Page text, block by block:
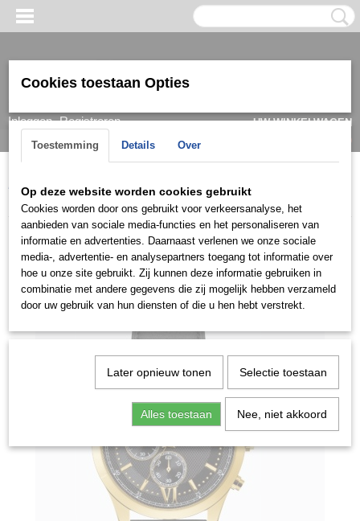
Inloggen Registreren
UW WINKELWAGEN
(0)
Home > Horloge > > Heren>
Guess Herenhorloge
W0876G5
Cookies toestaan Opties
Toestemming Details Over
Op deze website worden cookies gebruikt
Cookies worden door ons gebruikt voor verkeersanalyse, het
aanbieden van sociale media-functies en het personaliseren van
informatie en advertenties. Daarnaast verlenen we onze sociale
media-, advertentie- en analysepartners toegang tot informatie over
hoe u onze site gebruikt. Zij kunnen deze informatie gebruiken in
combinatie met andere gegevens die zij mogelijk hebben verzameld
door uw gebruik van hun diensten of die u hen hebt verstrekt.
Later opnieuw tonen Selectie toestaan
Alles toestaan Nee, niet akkoord